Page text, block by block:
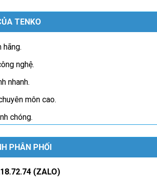
TENKO
hãng.
nghệ.
nhanh.
môn cao.
chóng.
PHÂN PHỐI
(ZALO)